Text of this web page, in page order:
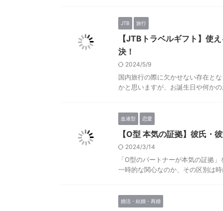
JTB 旅行
【JTBトラベルギフト】使
決！
2024/5/9
国内旅行の際に欠かせない存在と
かと思いますが、お誕生日や何か
血液型 恋愛
【O型 本気の証拠】彼氏・
2024/3/14
「O型のパートナーが本気の証拠
一時的な関心なのか、その区別は
婚活・結婚・再婚